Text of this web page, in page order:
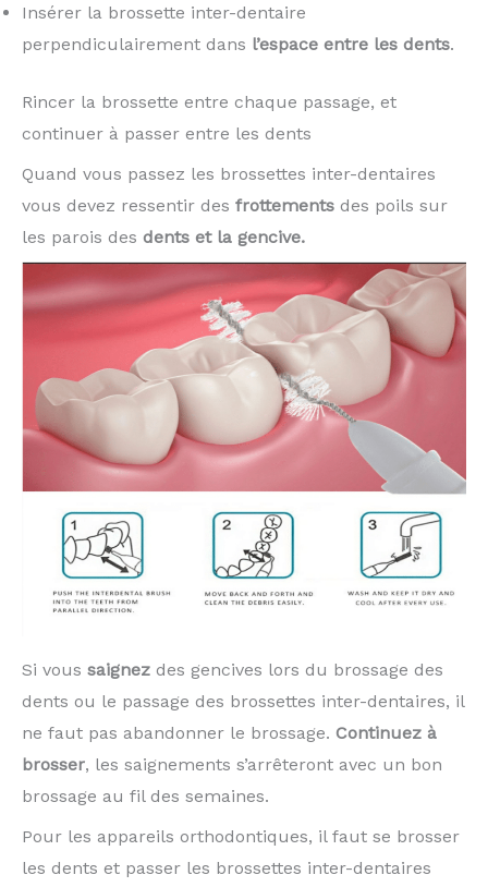
Insérer la brossette inter-dentaire
perpendiculairement dans l’espace entre les dents.
Rincer la brossette entre chaque passage, et
continuer à passer entre les dents
Quand vous passez les brossettes inter-dentaires
vous devez ressentir des frottements des poils sur
les parois des dents et la gencive.
Si vous saignez des gencives lors du brossage des
dents ou le passage des brossettes inter-dentaires, il
ne faut pas abandonner le brossage. Continuez à
brosser, les saignements s’arrêteront avec un bon
brossage au fil des semaines.
Pour les appareils orthodontiques, il faut se brosser
les dents et passer les brossettes inter-dentaires